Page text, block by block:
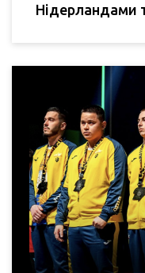
Нідерландами